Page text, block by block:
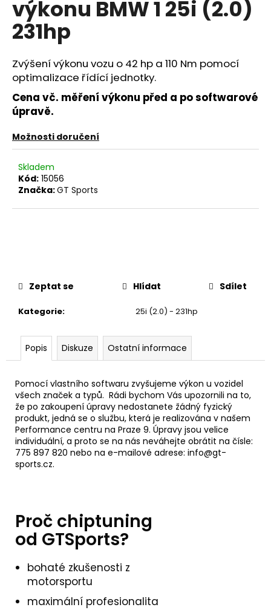
výkonu BMW 1 25i (2.0)
231hp
Zvýšení výkonu vozu o 42 hp a 110 Nm pomocí
optimalizace řídící jednotky.
Cena vč. měření výkonu před a po softwarové
úpravě.
Možnosti doručení
Skladem
Kód: 15056
Značka:GT Sports
Kategorie: 25i (2.0) - 231hp
Zeptat se Hlídat Sdílet
Popis Diskuze Ostatní informace
Pomocí vlastního softwaru zvyšujeme výkon u vozidel
všech značek a typů. Rádi bychom Vás upozornili na to,
že po zakoupení úpravy nedostanete žádný fyzický
produkt, jedná se o službu, která je realizována v našem
Performance centru na Praze 9. Úpravy jsou velice
individuální, a proto se na nás neváhejte obrátit na čísle:
775 897 820 nebo na e-mailové adrese: info@gt-
sports.cz.
Proč chiptuning
od GTSports?
bohaté zkušenosti z
motorsportu
maximální profesionalita
a
j
t
?
D
o
u
e
KARBONOVÉ
SÁNÍ
PRO
BMW
E36
M3
(S50
B30,
S50
Kč